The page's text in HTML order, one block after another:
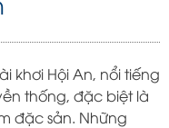
khơi Hội An, nổi tiếng
thống, đặc biệt là
đặc sản. Những